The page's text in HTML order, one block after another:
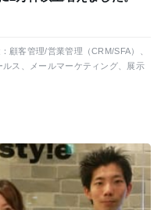
顧客管理/営業管理（CRM/SFA）、
ス、メールマーケティング、展示